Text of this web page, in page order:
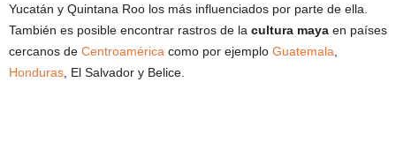
Yucatán y Quintana Roo los más influenciados por parte de ella.
También es posible encontrar rastros de la cultura maya en países
cercanos de Centroamérica como por ejemplo Guatemala
Honduras , El Salvador y Belice.